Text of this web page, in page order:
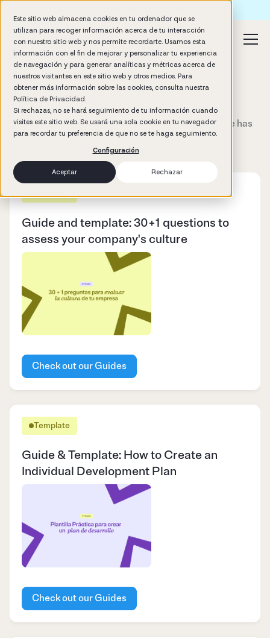
Este sitio web almacena cookies en tu ordenador que se
utilizan para recoger información acerca de tu interacción
con nuestro sitio web y nos permite recordarte. Usamos esta
información con el fin de mejorar y personalizar tu experiencia
de navegación y para generar analíticas y métricas acerca de
nuestros visitantes en este sitio web y otros medios. Para
obtener más información sobre las cookies, consulta nuestra
Política de Privacidad.
Si rechazas, no se hará seguimiento de tu información cuando
visites este sitio web. Se usará una sola cookie en tu navegador
para recordar tu preferencia de que no se te haga seguimiento.
Configuración
Aceptar Rechazar
Thank you for contacting us
Por favor revisa tu email.
Hemos enviado la plantilla al correo electrónico que has
utilizado para completar el formulario.
Guide and template: 30+1 questions to
assess your company's culture
Check out our Guides
Template
Guide & Template: How to Create an
Individual Development Plan
Check out our Guides